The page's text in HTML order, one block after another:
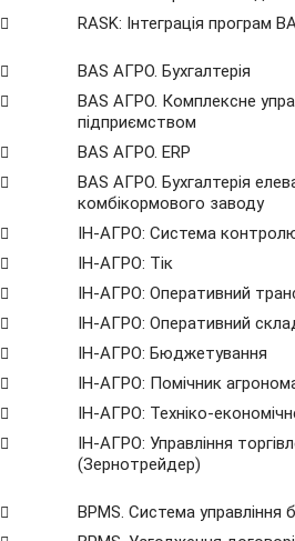
RASK: Інтеграція програм
BAS АГРО. Бухгалтерія
BAS АГРО. Комплексне
підприємством
BAS АГРО. ERP
BAS АГРО. Бухгалтерія
комбікормового заводу
ІН-АГРО: Система контролю
ІН-АГРО: Тік
ІН-АГРО: Оперативний
ІН-АГРО: Оперативний
ІН-АГРО: Бюджетування
ІН-АГРО: Помічник
ІН-АГРО: Техніко-
ІН-АГРО: Управління
(Зернотрейдер)
BPMS. Система управління